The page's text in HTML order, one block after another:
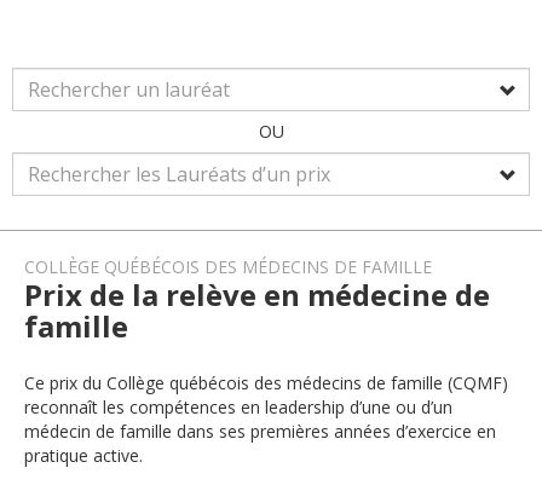
OU
COLLÈGE QUÉBÉCOIS DES MÉDECINS DE FAMILLE
Prix de la relève en médecine de
famille
Ce prix du Collège québécois des médecins de famille (CQMF)
reconnaît les compétences en leadership d’une ou d’un
médecin de famille dans ses premières années d’exercice en
pratique active.